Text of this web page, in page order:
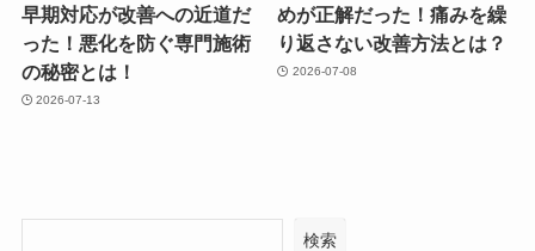
早期対応が改善への近道だ
った！悪化を防ぐ専門施術
の秘密とは！
2026-07-13
めが正解だった！痛みを繰
り返さない改善方法とは？
2026-07-08
検索